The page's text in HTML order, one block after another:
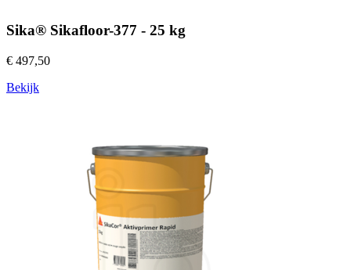
Sika® Sikafloor-377 - 25 kg
€ 497,50
Bekijk